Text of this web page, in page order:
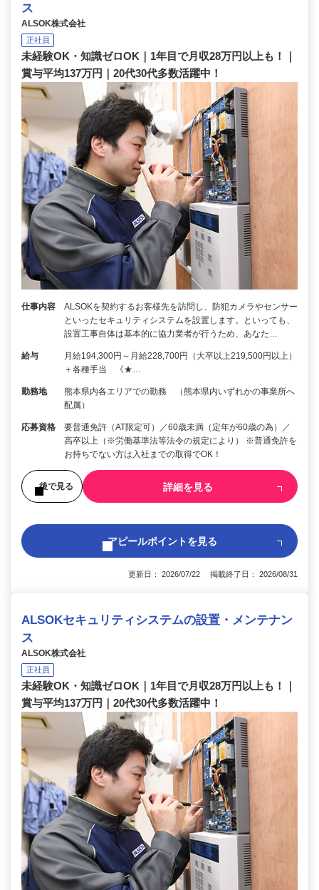
ス
ALSOK株式会社
正社員
未経験OK・知識ゼロOK｜1年目で月収28万円以上も！｜
賞与平均137万円｜20代30代多数活躍中！
仕事内容
ALSOKを契約するお客様先を訪問し、防犯カメラやセンサー
といったセキュリティシステムを設置します。といっても、
設置工事自体は基本的に協力業者が行うため、あなた…
給与
月給194,300円～月給228,700円（大卒以上219,500円以上）
＋各種手当 《★…
勤務地
熊本県内各エリアでの勤務 （熊本県内いずれかの事業所へ
配属）
応募資格
要普通免許（AT限定可）／60歳未満（定年が60歳の為）／
高卒以上（※労働基準法等法令の規定により） ※普通免許を
お持ちでない方は入社までの取得でOK！
後で見る 詳細を見る
アピールポイントを見る
更新日： 2026/07/22 掲載終了日： 2026/08/31
ALSOKセキュリティシステムの設置・メンテナン
ス
ALSOK株式会社
正社員
未経験OK・知識ゼロOK｜1年目で月収28万円以上も！｜
賞与平均137万円｜20代30代多数活躍中！